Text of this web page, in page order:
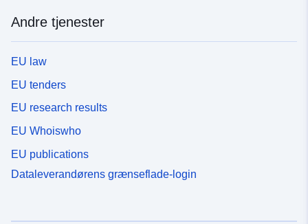
Andre tjenester
EU law
EU tenders
EU research results
EU Whoiswho
EU publications
Dataleverandørens grænseflade-login